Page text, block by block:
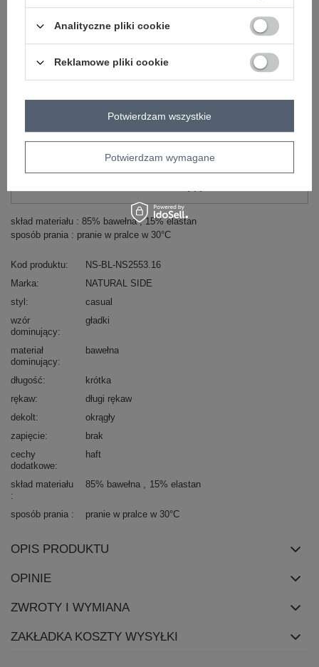
czarny
5906694093098 +
Zobacz wszystkie kolory (+2)
ZALOGUJ SIĘ I ZOBACZ CENĘ
skład materiału : 85% bawełna , 15% elastan
sposób prania : pranie w pralce w 30°C
Kod produktu
NS-BL-NS2553.16
Marka
NATURAL SIDE
styl
casual
wzór
dominujący
gładki
materiał
dominujący
bawełna
długość
krótka
rękaw
długi rękaw
dekolt
okrągły
zapięcie
brak
cechy
dodatkowe
haft
skład materiału 85% bawełna 15% elastan
sposób prania pranie w pralce w 30°C
OPIS PRODUKTU
OPINIE
ZWROTY I WYMIANA
ZAKŁADKA KOSZTY WYSYŁKI
Analityczne pliki cookie
Reklamowe pliki cookie
Potwierdzam wymagane
Potwierdzam wszystkie